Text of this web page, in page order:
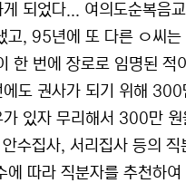
되었다... 여의도순복음
고, 95년에 또 다른 ㅇ씨
한 번에 장로로 임명된
도 권사가 되기 위해 300
가 있자 무리해서 300만
안수집사, 서리집사 등의
에 따라 직분자를 추천하